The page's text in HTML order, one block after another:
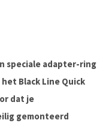
speciale adapter-ring
Black Line Quick
dat je
gemonteerd